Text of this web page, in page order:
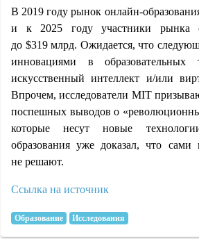
В 2019 году рынок онлайн-
и к 2025 году участники рынка
до $319 млрд. Ожидается, что
инновациями в образовательных
искусственный интеллект и/или
Впрочем, исследователи MIT
поспешных выводов о
которые несут новые
образования уже доказал, что
не решают.
Ссылка на источник
Образование Исследования